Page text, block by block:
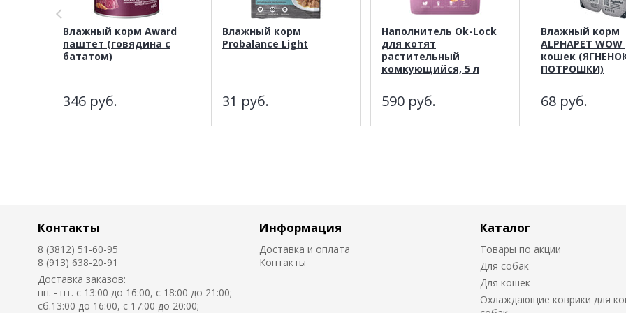
Влажный корм Award
паштет (говядина с
бататом)
346 руб.
Влажный корм
Probalance Light
31 руб.
Наполнитель Ok-Lock
для котят
растительный
комкующийся, 5 л
590 руб.
Влажный корм
ALPHAPET
кошек
ПОТРОШКИ)
68 руб.
Контакты
8 (3812) 51-60-95
8 (913) 638-20-91
Доставка заказов:
пн. - пт. с 13:00 до 16:00, с 18:00 до 21:00;
сб.13:00 до 16:00, с 17:00 до 20:00;
Информация
Доставка и оплата
Контакты
Каталог
Товары по акции
Для собак
Для кошек
Охлаждающие коврики для